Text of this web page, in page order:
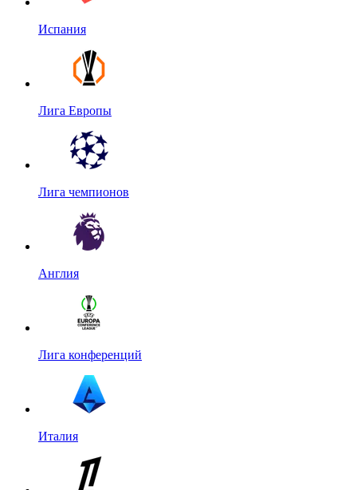
Испания
Лига Европы
Лига чемпионов
Англия
Лига конференций
Италия